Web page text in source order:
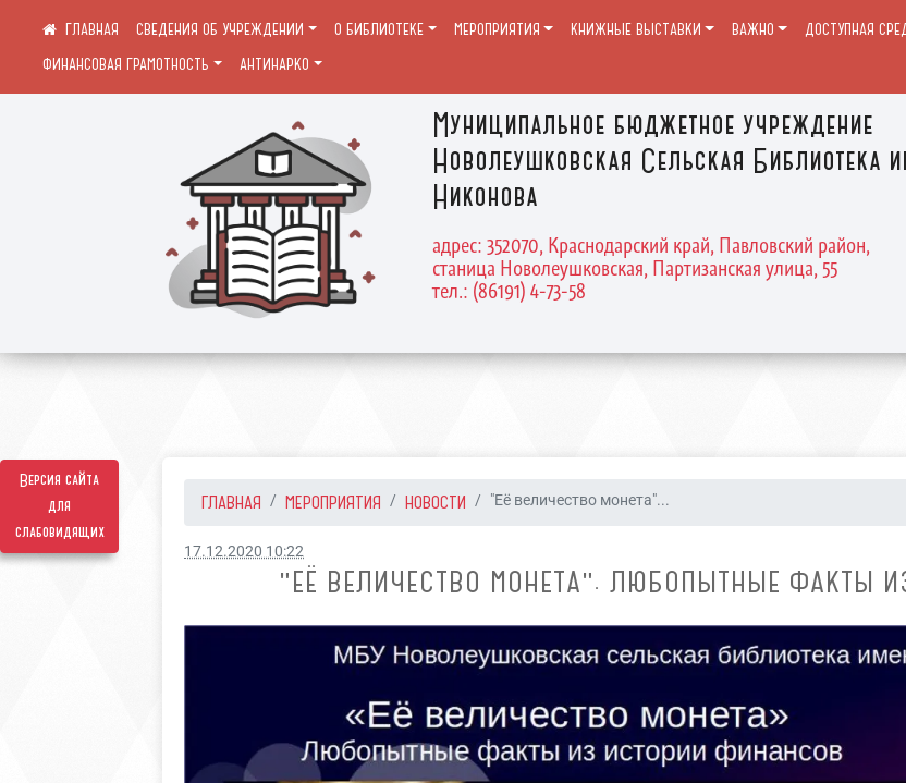
Версия сайта
для
слабовидящих
Муниципальное бюджетное учреждение
Новолеушковская Сельская Библиотека
Никонова
адрес: 352070, Краснодарский край, Павловский район,
станица Новолеушковская, Партизанская улица, 55
тел.: (86191) 4-73-58
СВЕДЕНИЯ ОБ УЧРЕЖДЕНИИ О БИБЛИОТЕКЕ МЕРОПРИЯТИЯ КНИЖНЫЕ ВЫСТАВКИ ВАЖНО ДОСТУПНАЯ
ФИНАНСОВАЯ ГРАМОТНОСТЬ
АНТИНАРКО
ГЛАВНАЯ МЕРОПРИЯТИЯ НОВОСТИ "Её величество монета"...
17.12.2020 10:22
"ЕЁ ВЕЛИЧЕСТВО МОНЕТА". ЛЮБОПЫТНЫЕ ФАКТЫ